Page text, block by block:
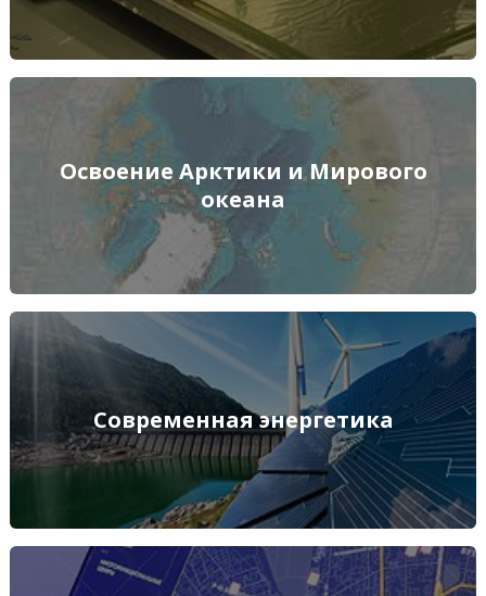
Освоение Арктики и Мирового
океана
Освоение Арктики и Мирового океана
ПОДРОБНЕЕ
Современная энергетика
Современная энергетика
ПОДРОБНЕЕ